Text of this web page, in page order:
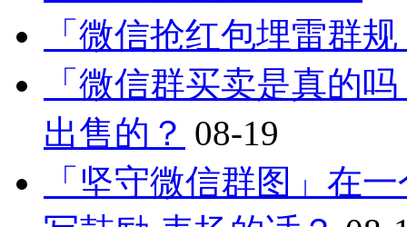
「微信抢红包埋雷群
「微信群买卖是真的
出售的？ 08-19
「坚守微信群图」在